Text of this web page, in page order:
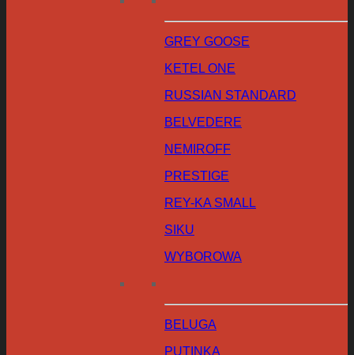
GREY GOOSE
KETEL ONE
RUSSIAN STANDARD
BELVEDERE
NEMIROFF
PRESTIGE
REY-KA SMALL
SIKU
WYBOROWA
BELUGA
PUTINKA